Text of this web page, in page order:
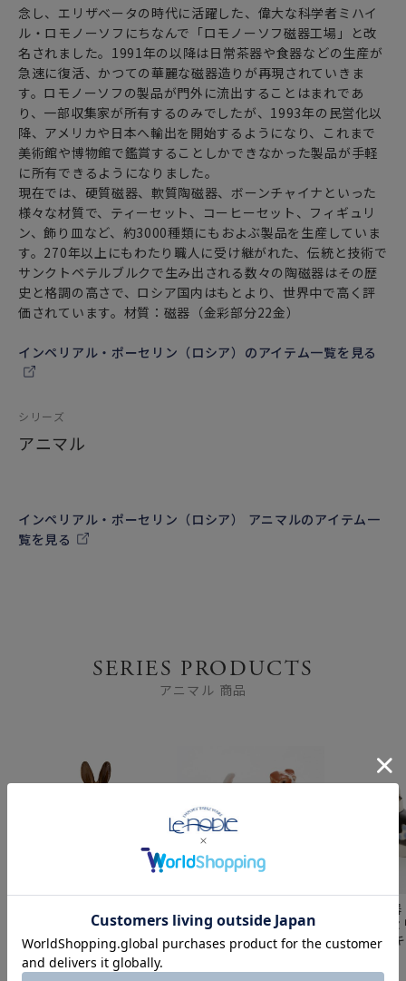
ロシアには、地理的にも民族的にも
ヨーロッパ・アジアが融合した文化があるとされています。
ロシア正教会の鐘楼をデザンしたシリーズには
独特の絵柄や形がありロシアらしさが見事に感じられます。
ふんだんに金彩で彩られたティーセット達で美味しいロシア
ケーキと共に
西欧とは異なるルーツを持つ国・ロシアのお茶文化とその歴
史に
触れてみてはいかがでしょうか。
存在感のあるおしゃれな雑貨（置物／オブジェ）としても
インテリア空間に上質で華やかな雰囲気をプラスしてくれま
す。
念し、エリザベータの時代に活躍した、偉大な科学者ミハイ
ル・ロモノーソフにちなんで「ロモノーソフ磁器工場」と改
名されました。1991年の以降は日常茶器や食器などの生産が
急速に復活、かつての華麗な磁器造りが再現されていきま
す。ロモノーソフの製品が門外に流出することはまれであ
り、一部収集家が所有するのみでしたが、1993年の民営化以
降、アメリカや日本へ輸出を開始するようになり、これまで
美術館や博物館で鑑賞することしかできなかった製品が手軽
に所有できるようになりました。
現在では、硬質磁器、軟質陶磁器、ボーンチャイナといった
様々な材質で、ティーセット、コーヒーセット、フィギュリ
ン、飾り皿など、約3000種類にもおよぶ製品を生産していま
す。270年以上にもわたり職人に受け継がれた、伝統と技術で
サンクトペテルブルクで生み出される数々の陶磁器はその歴
史と格調の高さで、ロシア国内はもとより、世界中で高く評
価されています。材質：磁器（金彩部分22金）
インペリアル・ポーセリン（ロシア）のアイテム一覧を見る
シリーズ
アニマル
インペリアル・ポーセリン（ロシア） アニマルのアイテム一
覧を見る
SERIES PRODUCTS
アニマル 商品
ル・ポーセリン フィギ
ュリン 野ウサギと人参
8cm
ル・ポーセリン フィギ
ュリン フォックステリ
ア 11.6cm
ロシア食
ル・ポー
ュリン ユ